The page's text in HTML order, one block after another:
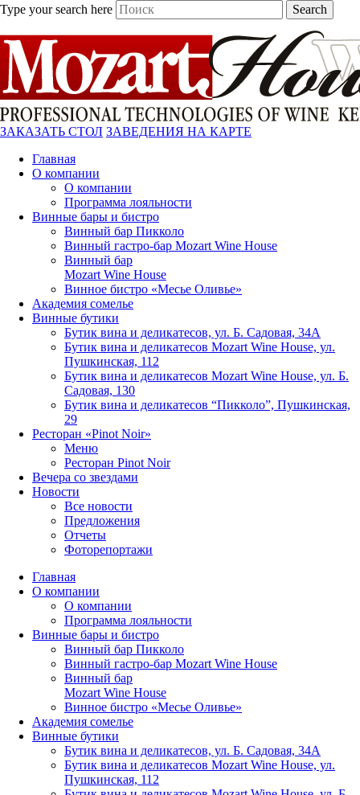
Type your search here Search
ЗАКАЗАТЬ СТОЛ ЗАВЕДЕНИЯ НА КАРТЕ
Главная
О компании
О компании
Программа лояльности
Винные бары и бистро
Винный бар Пикколо
Винный гастро-бар Mozart Wine House
Винный бар
Mozart Wine House
Винное бистро «Месье Оливье»
Академия сомелье
Винные бутики
Бутик вина и деликатесов, ул. Б. Садовая, 34А
Бутик вина и деликатесов Mozart Wine House, ул.
Пушкинская, 112
Бутик вина и деликатесов Mozart Wine House, ул. Б.
Садовая, 130
Бутик вина и деликатесов “Пикколо”, Пушкинская,
29
Ресторан «Pinot Noir»
Меню
Ресторан Pinot Noir
Вечера со звездами
Новости
Все новости
Предложения
Отчеты
Фоторепортажи
Главная
О компании
О компании
Программа лояльности
Винные бары и бистро
Винный бар Пикколо
Винный гастро-бар Mozart Wine House
Винный бар
Mozart Wine House
Винное бистро «Месье Оливье»
Академия сомелье
Винные бутики
Бутик вина и деликатесов, ул. Б. Садовая, 34А
Бутик вина и деликатесов Mozart Wine House, ул.
Пушкинская, 112